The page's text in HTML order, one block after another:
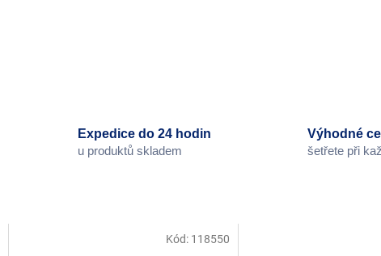
Expedice do 24 hodin
u produktů skladem
Výhodné
šetřete při
Kód: 118550